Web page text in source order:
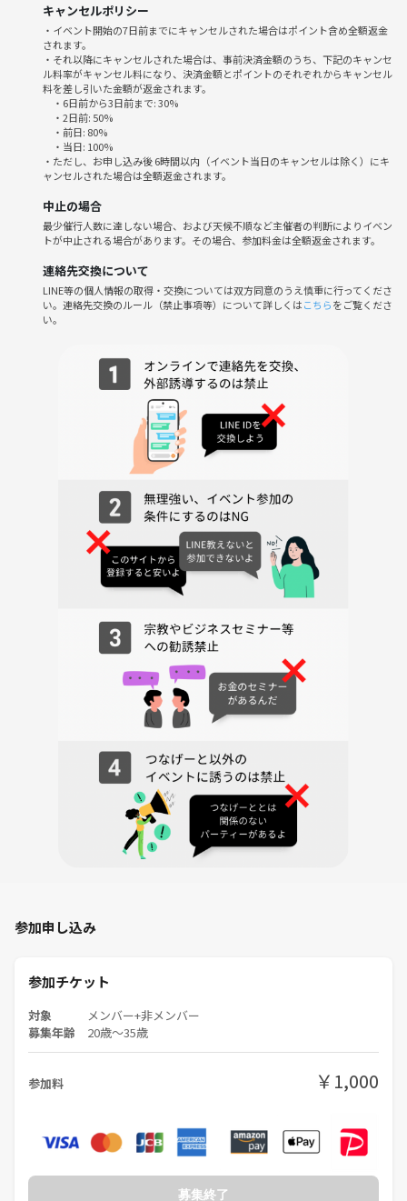
ご了承頂けますと幸いです🎵
■スケジュール■
【日時】2/16(日)18:30～21:00
18:30 学校前集合、更衣室利用可能
～18:50 着替え、準備
18:50 開始🏐
20:40 終了✨
～21:00 着替えて体育館を出る♪
【場所】文京区立茗台中学校
https://maps.app.goo.gl/DLfhnVvkDJXk9tfU7?g_st=com.google.map
s.preview.copy
【参加費】500円
飲み物、タオルがあるといいと思います☺️
※途中参加、途中退席ももちろんOKです！
※場所が分からない等有れば気軽にご連絡ください(^^)
■参加費用について■
参加費用には、実費、サークル運営費、イベント企画費が含まれていま
今後も楽しいサークルを運営していけるようにご協力宜しくお願いいた
※会を楽しむためにも必ずお読み下さい※
・過度なナンパ行為や迷惑行為
・開催内容や風景写真、動画のSNS等への無許可投稿
・街コンやつなげーと等で開催するイベントの主催者及び関係者の方の
（最近過度なお誘いの報告があったためご遠慮頂いております ）
・ネットワークビジネス、宗教、その他のビジネス勧誘または不動産、
保険、金融商材等の勧誘
皆様に安心して、楽しんでもらえる会にしたいので、ご理解の程宜しく
キャンセルポリシー
・イベント開始の7日前までにキャンセルされた場合はポイント含め全額返金
されます。
・それ以降にキャンセルされた場合は、事前決済金額のうち、下記のキャンセ
ル料率がキャンセル料になり、決済金額とポイントのそれぞれからキャンセル
料を差し引いた金額が返金されます。
・6日前から3日前まで: 30%
・2日前: 50%
・前日: 80%
・当日: 100%
・ただし、お申し込み後 6時間以内（イベント当日のキャンセルは除く）にキ
ャンセルされた場合は全額返金されます。
中止の場合
最少催行人数に達しない場合、および天候不順など主催者の判断によりイベン
トが中止される場合があります。その場合、参加料金は全額返金されます。
連絡先交換について
LINE等の個人情報の取得・交換については双方同意のうえ慎重に行ってくださ
い。連絡先交換のルール（禁止事項等）について詳しくはこちらをご覧くださ
い。
参加申し込み
参加チケット
対象 メンバー+非メンバー
募集年齢 20歳〜35歳
参加料 ￥1,000
募集終了